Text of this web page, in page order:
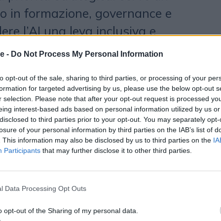
- Do Not Process My Personal Information
opt-out of the sale, sharing to third parties, or processing of your
for targeted advertising by us, please use the below opt-out
selection. Please note that after your opt-out request is processed
interest-based ads based on personal information utilized by us
to third parties prior to your opt-out. You may separately
of your personal information by third parties on the IAB’s list of
This information may also be disclosed by us to third parties on the
Participants that may further disclose it to other third parties.
Data Processing Opt Outs
opt-out of the Sharing of my personal data.
in formazione, governance e
l’AI una leva inclusiva e
commentaGiuseppe
in maniera positiva la propria
imprese supportano
tecnologie nel proprio
dei rispondenti, infatti,
applicazioni di intelligenza
liberamente (40%) sia con
dell’AI in Italia è trainato
che migliorano la